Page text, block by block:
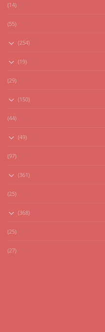
(14)
(55)
(254)
(19)
(29)
(150)
(44)
(49)
(97)
(361)
(25)
(368)
(25)
(27)